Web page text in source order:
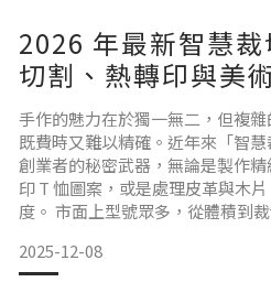
2026 年最新智慧
切割、熱轉印與美
現職人等級！
手作的魅力在於獨一無二，但複
既費時又難以精確。近年來「智
創業者的秘密武器，無論是製作
印 T 恤圖案，或是處理皮革與木
度。 市面上型號眾多，從體積到
析選購關鍵，並精選三款 Cricut
化的無限可能。 智慧裁切機需要
2025-12-08